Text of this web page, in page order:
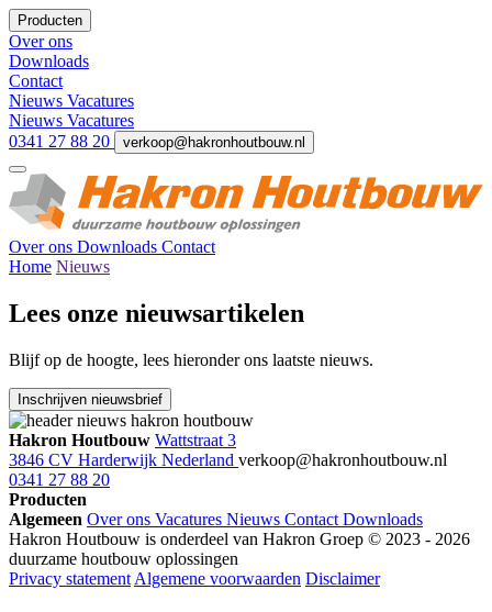
Producten
Over ons
Downloads
Contact
Nieuws Vacatures
Nieuws Vacatures
0341 27 88 20
verkoop@hakronhoutbouw.nl
Over ons Downloads Contact
Home Nieuws
Lees onze nieuwsartikelen
Blijf op de hoogte, lees hieronder ons laatste nieuws.
Inschrijven nieuwsbrief
Hakron Houtbouw Wattstraat 3
3846 CV Harderwijk Nederland verkoop@hakronhoutbouw.nl
0341 27 88 20
Producten
Algemeen Over ons Vacatures Nieuws Contact Downloads
Hakron Houtbouw is onderdeel van Hakron Groep © 2023 - 2026
duurzame houtbouw oplossingen
Privacy statement Algemene voorwaarden Disclaimer